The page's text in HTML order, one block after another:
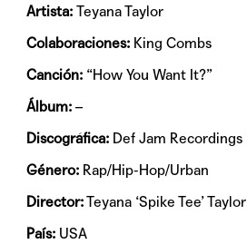
Artista: Teyana Taylor
Colaboraciones: King Combs
Canción: “How You Want It?”
Álbum: –
Discográfica: Def Jam Recordings
Género: Rap/Hip-Hop/Urban
Director:Teyana ‘Spike Tee’ Taylor
País: USA